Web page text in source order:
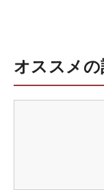
オススメ